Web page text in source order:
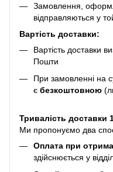
Замовлення,
відправляються у
Вартість доставки:
Вартість доставки
Пошти
При замовленні на
є безкоштовною
Тривалість доставки
Ми пропонуємо два
Оплата при
здійснюється у